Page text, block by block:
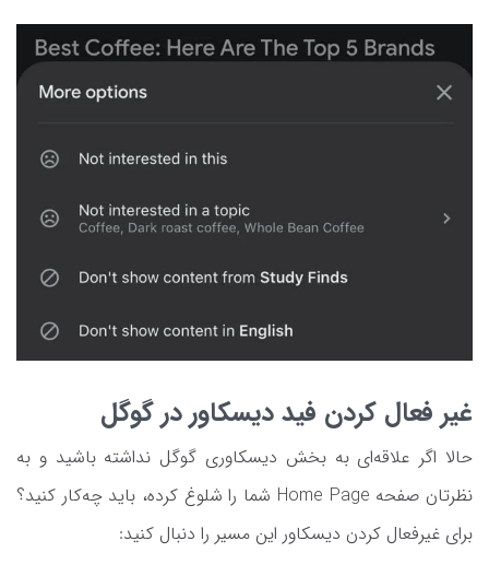
غیر فعال کردن فید دیسکاور در گوگل
حالا اگر علاقه‌ای به بخش دیسکاوری گوگل نداشته باشید و به
نظرتان صفحه Home Page شما را شلوغ کرده، باید چه‌کار کنید؟
برای غیرفعال کردن دیسکاور این مسیر را دنبال کنید: